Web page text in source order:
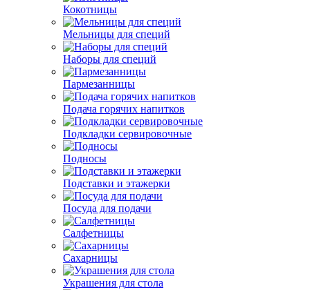
Кокотницы
Мельницы для специй
Наборы для специй
Пармезанницы
Подача горячих напитков
Подкладки сервировочные
Подносы
Подставки и этажерки
Посуда для подачи
Салфетницы
Сахарницы
Украшения для стола